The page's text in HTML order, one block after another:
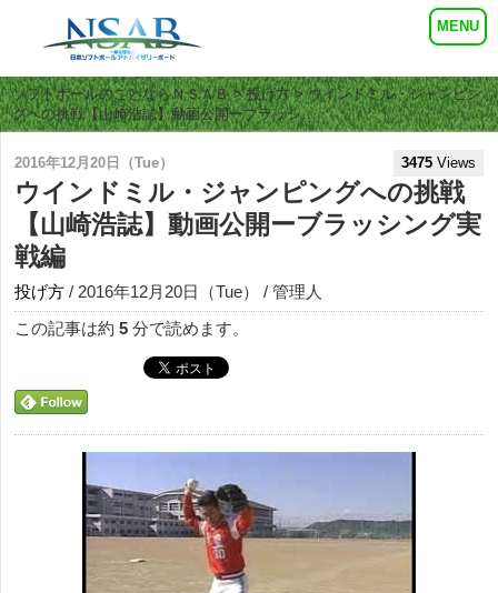
ソフトボールのことならＮＳＡＢ>投げ方> ウインドミル・ジャンピン
グへの挑戦【山崎浩誌】動画公開ーブラッシ…
2016年12月20日（Tue） 3475 Views
ウインドミル・ジャンピングへの挑戦
【山崎浩誌】動画公開ーブラッシング実
戦編
投げ方 / 2016年12月20日（Tue） / 管理人
この記事は約 5 分で読めます。